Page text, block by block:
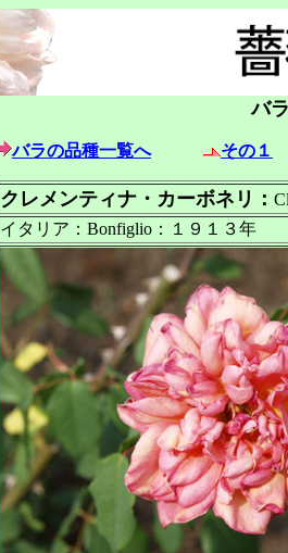
バ
バラの品種一覧へ その１
クレメンティナ・カーボネリ：
イタリア：Bonfiglio：１９１３年